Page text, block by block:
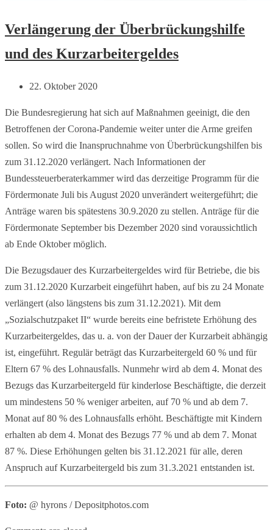
Verlängerung der Überbrückungshilfe
und des Kurzarbeitergeldes
22. Oktober 2020
Die Bundesregierung hat sich auf Maßnahmen geeinigt, die den
Betroffenen der Corona-Pandemie weiter unter die Arme greifen
sollen. So wird die Inanspruchnahme von Überbrückungshilfen bis
zum 31.12.2020 verlängert. Nach Informationen der
Bundessteuerberaterkammer wird das derzeitige Programm für die
Fördermonate Juli bis August 2020 unverändert weitergeführt; die
Anträge waren bis spätestens 30.9.2020 zu stellen. Anträge für die
Fördermonate September bis Dezember 2020 sind voraussichtlich
ab Ende Oktober möglich.
Die Bezugsdauer des Kurzarbeitergeldes wird für Betriebe, die bis
zum 31.12.2020 Kurzarbeit eingeführt haben, auf bis zu 24 Monate
verlängert (also längstens bis zum 31.12.2021). Mit dem
„Sozialschutzpaket II“ wurde bereits eine befristete Erhöhung des
Kurzarbeitergeldes, das u. a. von der Dauer der Kurzarbeit abhängig
ist, eingeführt. Regulär beträgt das Kurzarbeitergeld 60 % und für
Eltern 67 % des Lohnausfalls. Nunmehr wird ab dem 4. Monat des
Bezugs das Kurzarbeitergeld für kinderlose Beschäftigte, die derzeit
um mindestens 50 % weniger arbeiten, auf 70 % und ab dem 7.
Monat auf 80 % des Lohnausfalls erhöht. Beschäftigte mit Kindern
erhalten ab dem 4. Monat des Bezugs 77 % und ab dem 7. Monat
87 %. Diese Erhöhungen gelten bis 31.12.2021 für alle, deren
Anspruch auf Kurzarbeitergeld bis zum 31.3.2021 entstanden ist.
Foto: @ hyrons / Depositphotos.com